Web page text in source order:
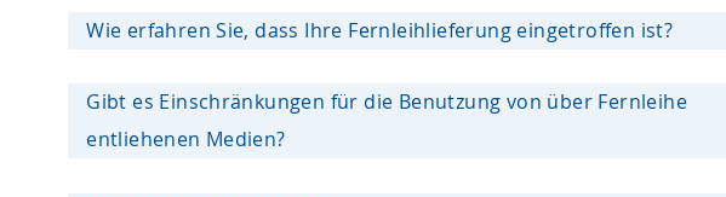
Wie erfahren Sie, dass Ihre Fernleihlieferung eingetroffen ist?
Gibt es Einschränkungen für die Benutzung von über Fernleihe
entliehenen Medien?